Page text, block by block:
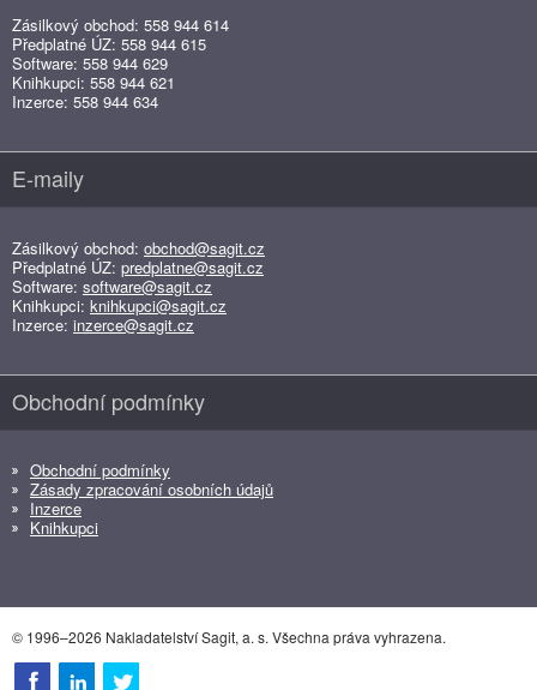
Zásilkový obchod: 558 944 614
Předplatné ÚZ: 558 944 615
Software: 558 944 629
Knihkupci: 558 944 621
Inzerce: 558 944 634
E-maily
Zásilkový obchod: obchod@sagit.cz
Předplatné ÚZ: predplatne@sagit.cz
Software: software@sagit.cz
Knihkupci: knihkupci@sagit.cz
Inzerce: inzerce@sagit.cz
Obchodní podmínky
Obchodní podmínky
Zásady zpracování osobních údajů
Inzerce
Knihkupci
© 1996–2026 Nakladatelství Sagit, a. s. Všechna práva vyhrazena.